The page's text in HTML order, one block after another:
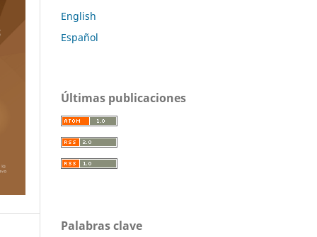
English
Español
Últimas publicaciones
Palabras clave